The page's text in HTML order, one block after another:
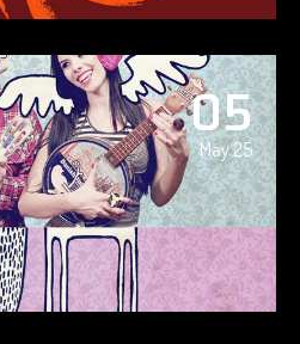
05
May 25